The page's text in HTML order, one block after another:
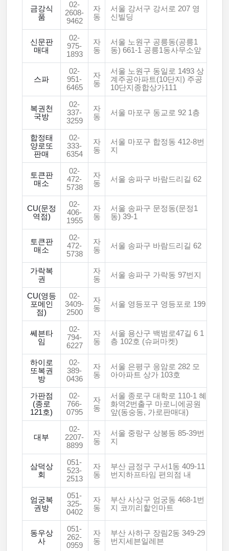
금강식
품
02-
2608-
9462
자
동
서울 강서구 강서로 207 영
신빌딩
신문판
매대
02-
975-
1893
자
동
서울 노원구 공릉동(공릉1
동) 661-1 공릉1동사무소앞
스파
02-
951-
6465
자
동
서울 노원구 동일로 1493 상
계주공아파트(10단지) 주공
10단지종합상가111
복권천
국방
02-
337-
3259
자
동
서울 마포구 동교로 92 1층
합정태
양로또
판매
02-
333-
6354
자
동
서울 마포구 합정동 412-8번
지
토큰판
매소
02-
472-
5738
자
동
서울 송파구 바람드리길 62
CU(문정
역점)
02-
406-
1955
자
동
서울 송파구 문정동(문정1
동) 39-1
토큰판
매소
02-
472-
5738
자
동
서울 송파구 바람드리길 62
가락복
권
자
동
서울 송파구 가락동 97번지
CU(영등
포메인
점)
02-
3409-
2500
자
동
서울 영등포구 영등포로 199
쎄븐타
임
02-
794-
6227
자
동
서울 용산구 백범로47길 6 1
층 102호 (슈퍼마켓)
하이로
또복권
방
02-
389-
0436
자
동
서울 은평구 응암로 282 모
아아파트 상가 103호
가판점
(종로
121호)
02-
766-
0795
자
동
서울 종로구 대학로 110-1 혜
화역2번출구 마로니에공원
앞(동숭동, 가로판매대)
대부
02-
2207-
8899
자
동
서울 중랑구 상봉동 85-39번
지
삼덕상
회
051-
523-
2513
자
동
부산 금정구 구서1동 409-11
번지하프타임 편의점 내
엄궁복
권방
051-
325-
0402
자
동
부산 사상구 엄궁동 468-1번
지 코끼리할인마트
동우상
사
051-
262-
0959
자
동
부산 사하구 장림2동 349-29
번지세븐일레븐